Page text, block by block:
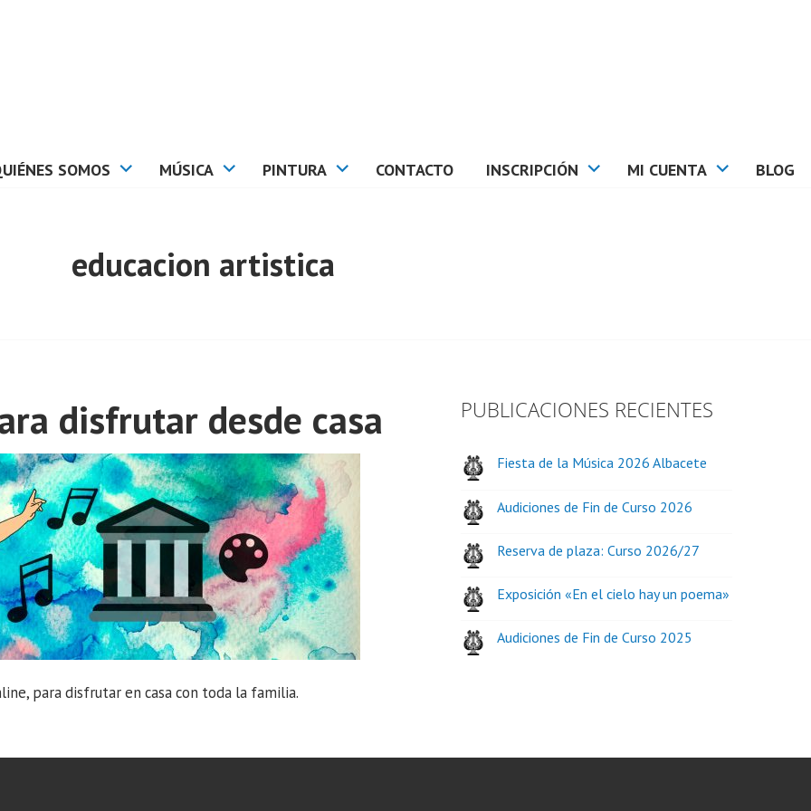
SOMOS MÚSICA PINTURA CONTACTO INSCRIPCIÓN MI CUENTA BLOG
educacion artistica
disfrutar desde casa
para disfrutar en casa con toda la familia.
PUBLICACIONES RECIENTES
Fiesta de la Música 2026 Albacete
Audiciones de Fin de Curso 2026
Reserva de plaza: Curso 2026/27
Exposición «En el cielo hay un poema»
Audiciones de Fin de Curso 2025